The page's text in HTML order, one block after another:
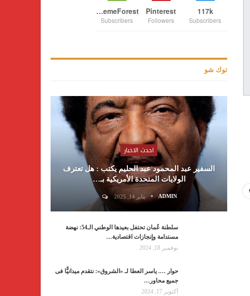
117k
Subscribers
Pinterest
Followers
ThemeForest
Subscribers
توك شو
احدث الاخبار
السفير عبد المحمود عبد الحليم يكتب : هل تعترف
الولايات المتحدة الأمريكية بـ…
ADMIN يناير 14, 2025
سلطنة عُمان تحتفل بعيدها الوطني الـ54: نهضة
مستدامة وإنجازات اقتصادية…
نوفمبر 18, 2024
حوار …. ياسر العطا لـ «الشروق»: نتقدم ميدانيًّا فى
جميع محاور…
أكتوبر 17, 2024